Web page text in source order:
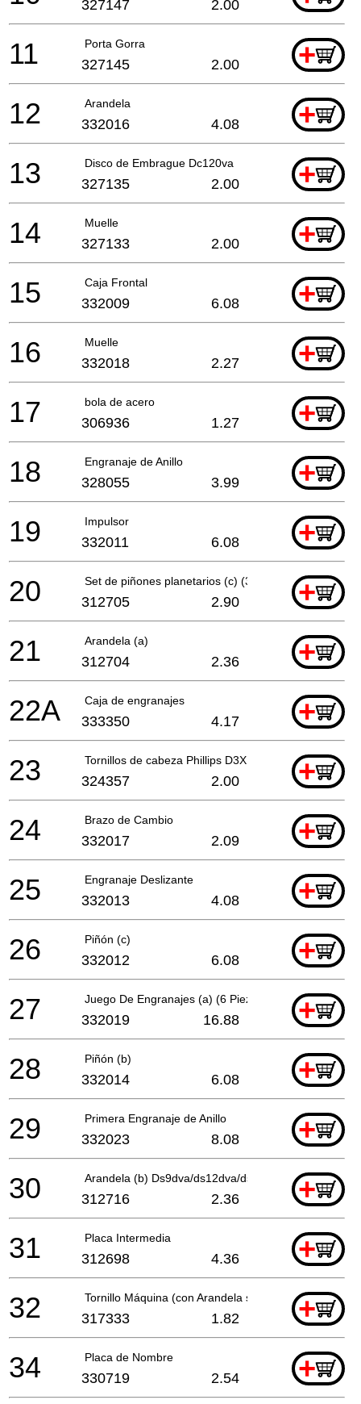
327147 2.00
Porta Gorra +
11 327145 2.00
Arandela +
12 332016 4.08
Disco de Embrague Dc120va +
13 327135 2.00
Muelle +
14 327133 2.00
Caja Frontal +
15 332009 6.08
Muelle +
16 332018 2.27
bola de acero +
17 306936 1.27
Engranaje de Anillo +
18 328055 3.99
Impulsor +
19 332011 6.08
Set de piñones planetarios (c) (3 piezas) +
20 312705 2.90
Arandela (a) +
21 312704 2.36
Caja de engranajes +
22A 333350 4.17
Tornillos de cabeza Phillips D3X12 (4 piezas)
+
23 324357 2.00
Brazo de Cambio +
24 332017 2.09
Engranaje Deslizante +
25 332013 4.08
Piñón (c) +
26 332012 6.08
Juego De Engranajes (a) (6 Piezas) +
27 332019 16.88
Piñón (b) +
28 332014 6.08
Primera Engranaje de Anillo +
29 332023 8.08
Arandela (b) Ds9dva/ds12dva/ds14dv Ds14dva/
+
30 312716 2.36
Placa Intermedia +
31 312698 4.36
Tornillo Máquina (con Arandela sp.) M4x6+
32 317333 1.82
Placa de Nombre +
34 330719 2.54